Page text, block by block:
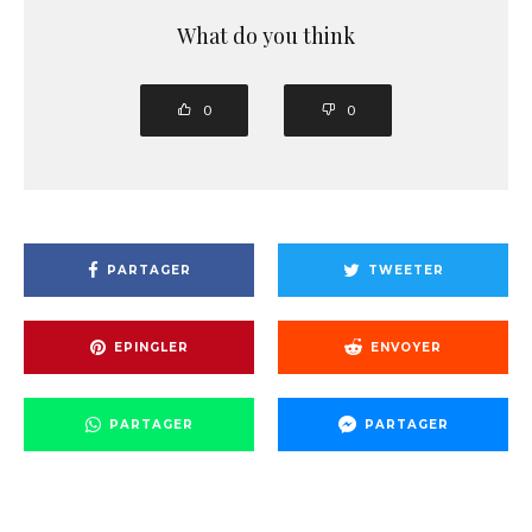
What do you think
0 0
PARTAGER TWEETER
EPINGLER ENVOYER
PARTAGER PARTAGER